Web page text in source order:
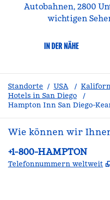
Autobahnen, 2800
wichtigen
IN DER NÄHE
Standorte / USA /
Hotels in San Diego
/
Hampton Inn San Diego-
Wie können wir
Telefon:
+1-800-HAMPTON
Telefonnummern weltweit